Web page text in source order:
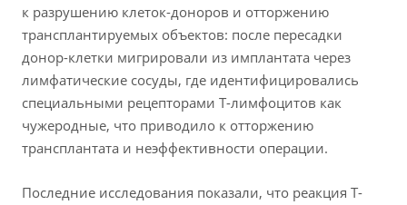
к разрушению клеток-доноров и отторжению
трансплантируемых объектов: после пересадки
донор-клетки мигрировали из имплантата через
лимфатические сосуды, где идентифицировались
специальными рецепторами Т-лимфоцитов как
чужеродные, что приводило к отторжению
трансплантата и неэффективности операции.
Последние исследования показали, что реакция Т-